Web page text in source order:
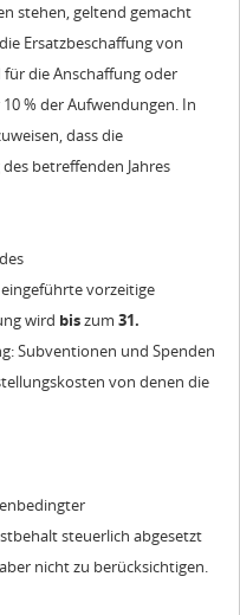
stehen, geltend gemacht
Ersatzbeschaffung von
die Anschaffung oder
% der Aufwendungen. In
dass die
betreffenden Jahres
eingeführte vorzeitige
wird biszum 31.
Subventionen und Spenden
von denen die
steuerlich abgesetzt
nicht zu berücksichtigen.